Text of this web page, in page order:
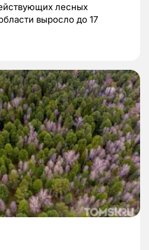
лесных
выросло до 17